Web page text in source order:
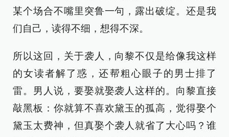
某个场合不嘴里突鲁一句，露出破绽。还是我
们自己，读得不细，想得不深。
所以这回，关于袭人，向黎不仅是给像我这样
的女读者解了惑，还帮粗心眼子的男士排了
雷。男人说，要娶就娶袭人这样的。向黎直接
敲黑板：你就算不喜欢黛玉的孤高，觉得娶个
黛玉太费神，但真娶个袭人就省了大心吗？谁